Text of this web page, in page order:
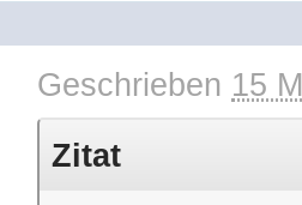
Geschrieben 15
Zitat